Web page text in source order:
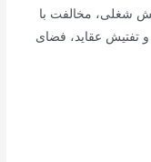
شغلی، مخالفت با
تفتیش عقاید، فضای